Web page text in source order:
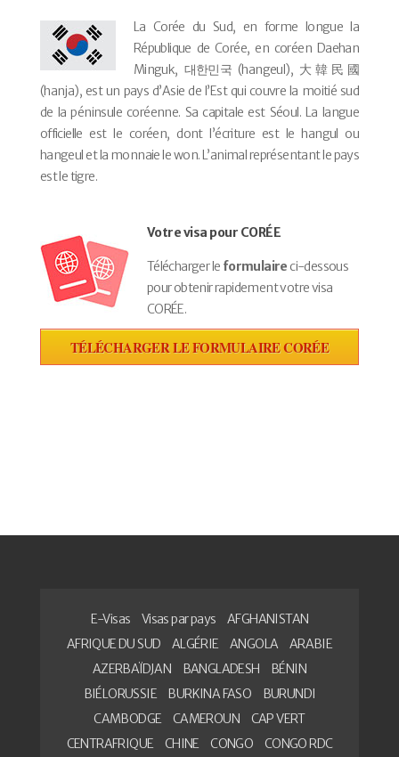
La Corée du Sud, en forme longue la
République de Corée, en coréen Daehan
Minguk, 대한민국 (hangeul), 大韓民國
(hanja), est un pays d’Asie de l’Est qui couvre la moitié sud
de la péninsule coréenne. Sa capitale est Séoul. La langue
officielle est le coréen, dont l’écriture est le hangul ou
hangeul et la monnaie le won. L’animal représentant le pays
est le tigre.
Votre visa pour CORÉE
Télécharger le formulaire ci-dessous
pour obtenir rapidement votre visa
CORÉE.
TÉLÉCHARGER LE FORMULAIRE CORÉE
E-Visas Visas par pays
AFGHANISTAN
AFRIQUE DU SUD
ALGÉRIE ANGOLA
ARABIE
AZERBAÏDJAN
BANGLADESH
BÉNIN
BIÉLORUSSIE
BURKINA FASO
BURUNDI
CAMBODGE
CAMEROUN
CAP VERT
CENTRAFRIQUE
CHINE CONGO
CONGO RDC